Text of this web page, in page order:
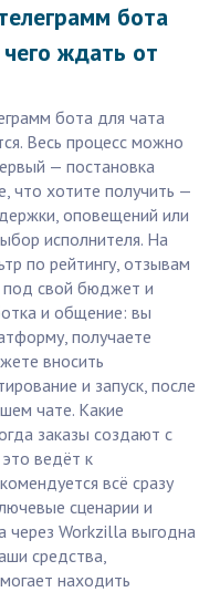
бота
ждать от
бота для чата
Весь процесс можно
— постановка
что хотите получить —
оповещений или
исполнителя. На
по рейтингу, отзывам
под свой бюджет и
и общение: вы
получаете
вносить
и запуск, после
чате. Какие
заказы создают с
ведёт к
всё сразу
сценарии и
через Workzilla выгодна
средства,
находить